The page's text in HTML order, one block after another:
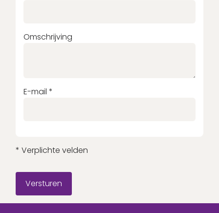
Omschrijving
E-mail *
* Verplichte velden
Versturen